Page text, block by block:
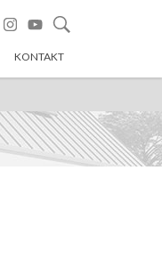
KONTAKT